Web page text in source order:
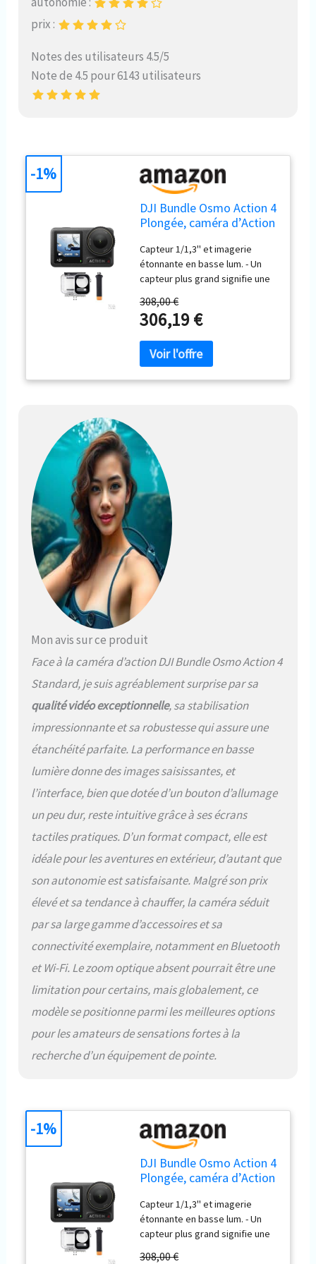
prix :
Notes des utilisateurs 4.5/5
Note de 4.5 pour 6143 utilisateurs
DJI Bundle Osmo Action 4
Plongée, caméra d’Action
Capteur 1/1,3'' et imagerie
étonnante en basse lum. - Un
capteur plus grand signifie une
rendu optimal de séquences
avec la cam. d’action 4K, à tout
moment/endroit. Suppression
efficace du bruit d’img en faible
lumin. Performance de couleur
D-Log M 10 bits - Facilite le post-
post-traitement s’en trouvent
facilités lors du montage des
séquences filmées avec une
caméra d’action 4K. Résistance
au froid et batterie prolongée :
l’utilisation prolongée de la
caméra en milieux extrêmes est
un jeu d’enfant. Résistance au
froid max. de -20° C.
Fonctionnement facile de la
caméra d’action. Enregistrez
jusqu’à 150 min dans le froid. 2
nombreuses conditions. 4K/120
Garantissent des séquences HD
dans un FOV important pour des
clichés de type caméra de
sport 4K captivant et en FPV.
Réalisez des prises de vue au
ralenti claires et cohérentes
lors d’activités sportives.
Démontage rapide mag. & vidéo
facile de la pos. de la cam. de
vlogging et de la persp. d’enr.
médias sociaux rapidement,
pour de superbes séq. de cam.
partager. HorizonSteady 360º -
Une puissante fonction de
de l’image même en cas de
rotation à 360 degrés. Caméra
stabilisation pour des
séquences fluides, même lors
des excursions les plus
difficiles. Livré avec le bundle
Action 4 Standard et inclut un kit
de plongée supplémentaire.
Avec la poignée flottante DJI, le
de sport pour une expérience
sous-marine plus rassurante.
308,00 €
306,19 €
-1%
Mon avis sur ce produit
Face à la caméra d’action DJI Bundle Osmo Action 4
Standard, je suis agréablement surprise par sa
qualité vidéo exceptionnelle, sa stabilisation
impressionnante et sa robustesse qui assure une
étanchéité parfaite. La performance en basse
lumière donne des images saisissantes, et
l’interface, bien que dotée d’un bouton d’allumage
un peu dur, reste intuitive grâce à ses écrans
tactiles pratiques. D’un format compact, elle est
idéale pour les aventures en extérieur, d’autant que
son autonomie est satisfaisante. Malgré son prix
élevé et sa tendance à chauffer, la caméra séduit
par sa large gamme d’accessoires et sa
connectivité exemplaire, notamment en Bluetooth
et Wi-Fi. Le zoom optique absent pourrait être une
limitation pour certains, mais globalement, ce
modèle se positionne parmi les meilleures options
pour les amateurs de sensations fortes à la
recherche d’un équipement de pointe.
DJI Bundle Osmo Action 4
Plongée, caméra d’Action
Capteur 1/1,3'' et imagerie
étonnante en basse lum. - Un
capteur plus grand signifie une
308,00 €
-1%